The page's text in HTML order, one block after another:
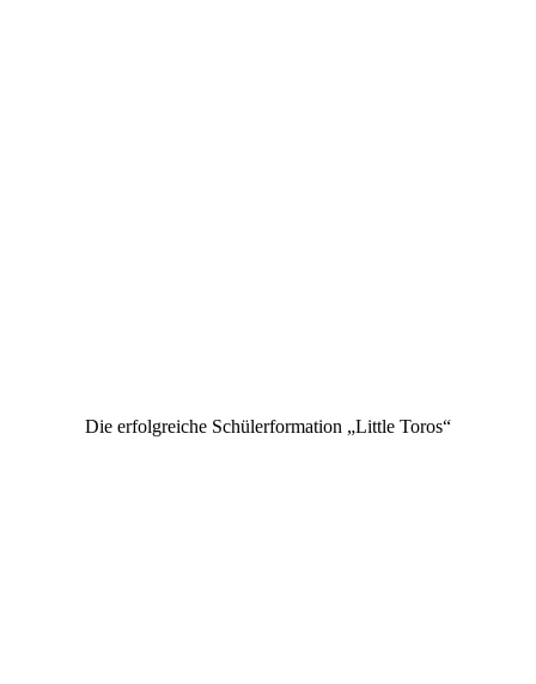
Die erfolgreiche Schülerformation „Little Toros“